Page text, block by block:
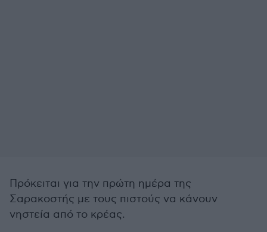
Πρόκειται για την πρώτη ημέρα της
Σαρακοστής με τους πιστούς να κάνουν
νηστεία από το κρέας.